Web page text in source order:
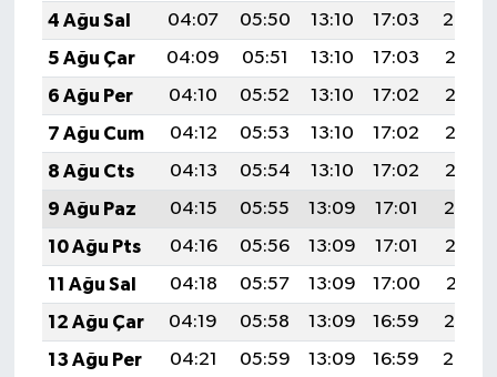
4 Ağu Sal
04:07 05:50 13:10 17:03
20:20
5 Ağu Çar
04:09 05:51 13:10 17:03
20:18
6 Ağu Per
04:10 05:52 13:10 17:02
20:17
7 Ağu Cum
04:12 05:53 13:10 17:02
20:16
8 Ağu Cts
04:13 05:54 13:10 17:02
20:15
9 Ağu Paz
04:15 05:55 13:09 17:01
20:14
10 Ağu Pts
04:16 05:56 13:09 17:01
20:12
11 Ağu Sal
04:18 05:57 13:09 17:00
20:11
12 Ağu Çar
04:19 05:58 13:09 16:59
20:10
13 Ağu Per
04:21 05:59 13:09 16:59
20:08
Erzurum Müftülüğü
Eskişehir Müftülüğü
Giresun Müftülüğü
Gümüşhane Müftülüğü
Hakkari Müftülüğü